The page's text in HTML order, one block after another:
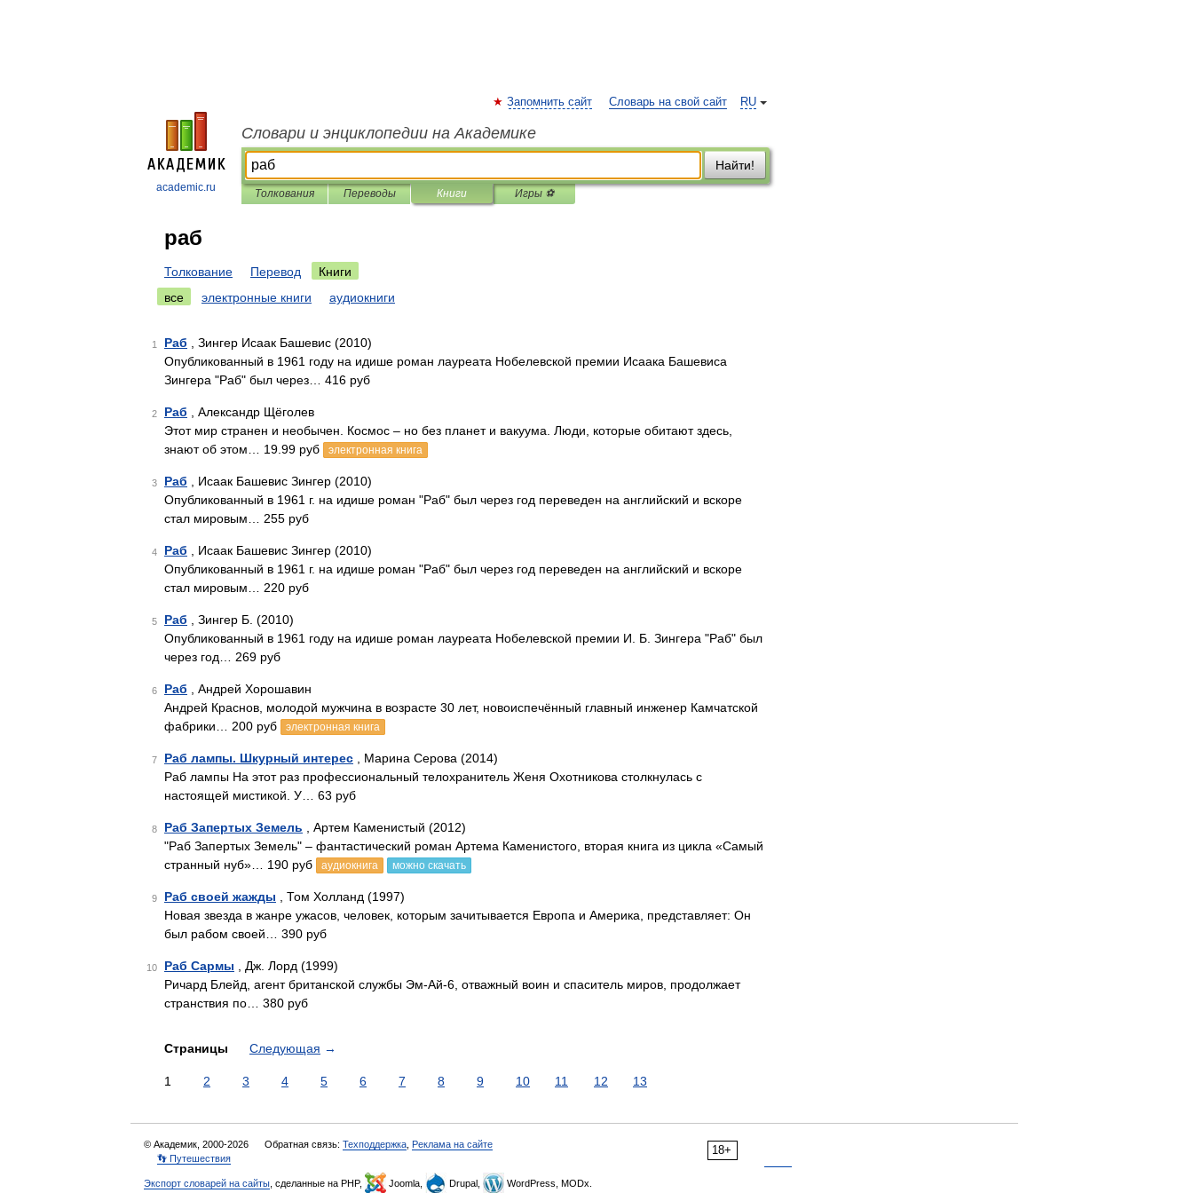
academic.ru
RU
Запомнить сайт Словарь на свой сайт
Словари и энциклопедии на Академике
Найти!
Толкования Переводы Книги Игры ⚽
раб
Толкование Перевод
Книги
все
электронные книги аудиокниги
1 Раб , Зингер Исаак Башевис (2010)
Опубликованный в 1961 году на идише роман лауреата Нобелевской премии Исаака Башевиса
Зингера "Раб" был через… 416 руб
2 Раб , Александр Щёголев
Этот мир странен и необычен. Космос – но без планет и вакуума. Люди, которые обитают здесь,
знают об этом… 19.99 руб
электронная книга
3 Раб , Исаак Башевис Зингер (2010)
Опубликованный в 1961 г. на идише роман "Раб" был через год переведен на английский и вскоре
стал мировым… 255 руб
4 Раб , Исаак Башевис Зингер (2010)
Опубликованный в 1961 г. на идише роман "Раб" был через год переведен на английский и вскоре
стал мировым… 220 руб
5 Раб , Зингер Б. (2010)
Опубликованный в 1961 году на идише роман лауреата Нобелевской премии И. Б. Зингера "Раб" был
через год… 269 руб
6 Раб , Андрей Хорошавин
Андрей Краснов, молодой мужчина в возрасте 30 лет, новоиспечённый главный инженер Камчатской
фабрики… 200 руб
электронная книга
7 Раб лампы. Шкурный интерес , Марина Серова (2014)
Раб лампы На этот раз профессиональный телохранитель Женя Охотникова столкнулась с
настоящей мистикой. У… 63 руб
8 Раб Запертых Земель , Артем Каменистый (2012)
"Раб Запертых Земель" – фантастический роман Артема Каменистого, вторая книга из цикла «Самый
странный нуб»… 190 руб
аудиокнига можно скачать
9 Раб своей жажды , Том Холланд (1997)
Новая звезда в жанре ужасов, человек, которым зачитывается Европа и Америка, представляет: Он
был рабом своей… 390 руб
10 Раб Сармы , Дж. Лорд (1999)
Ричард Блейд, агент британской службы Эм-Ай-6, отважный воин и спаситель миров, продолжает
странствия по… 380 руб
Страницы Следующая →
1 2 3 4 5 6 7 8 9 10 11 12 13
18+
© Академик, 2000-2026 Обратная связь: Техподдержка Реклама на сайте
👣 Путешествия
Экспорт словарей на сайты , сделанные на PHP, Joomla, Drupal, WordPress, MODx.